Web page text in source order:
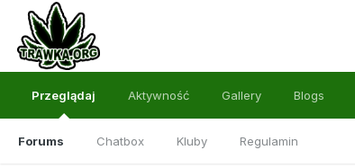
Przeglądaj
Forums Chatbox Kluby Regulamin
Aktywność Gallery Blogs